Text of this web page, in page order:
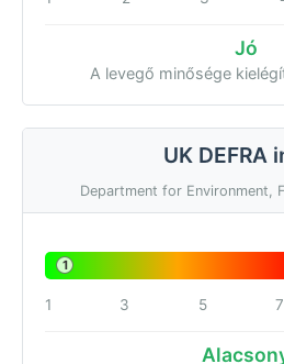
Jó
A levegő minősége
UK DEFRA
Department for Environment,
1
1 3 5 7